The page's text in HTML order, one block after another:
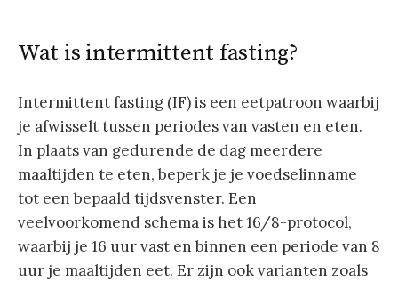
Wat is intermittent fasting?
Intermittent fasting (IF) is een eetpatroon waarbij
je afwisselt tussen periodes van vasten en eten.
In plaats van gedurende de dag meerdere
maaltijden te eten, beperk je je voedselinname
tot een bepaald tijdsvenster. Een
veelvoorkomend schema is het 16/8-protocol,
waarbij je 16 uur vast en binnen een periode van 8
uur je maaltijden eet. Er zijn ook varianten zoals